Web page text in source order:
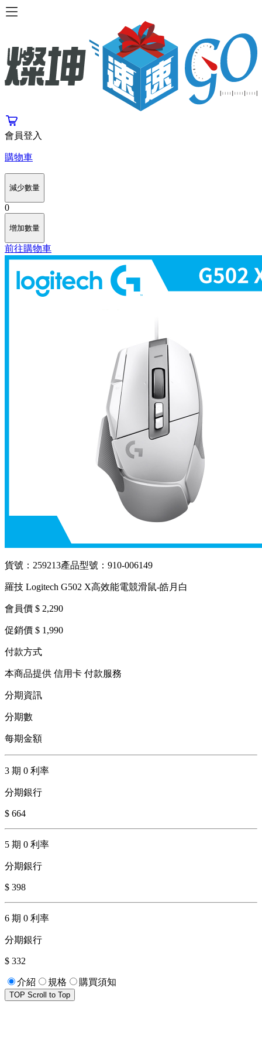
會員登入
購物車
減少數量
0
增加數量
前往購物車
貨號：259213產品型號：910-006149
羅技 Logitech G502 X高效能電競滑鼠-皓月白
會員價 $ 2,290
促銷價 $ 1,990
付款方式
本商品提供 信用卡 付款服務
分期資訊
分期數
每期金額
3 期 0 利率
分期銀行
$ 664
5 期 0 利率
分期銀行
$ 398
6 期 0 利率
分期銀行
$ 332
介紹 規格 購買須知
TOP Scroll to Top